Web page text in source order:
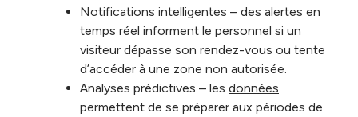
Notifications intelligentes – des alertes en
temps réel informent le personnel si un
visiteur dépasse son rendez-vous ou tente
d’accéder à une zone non autorisée.
Analyses prédictives – les données
permettent de se préparer aux périodes de